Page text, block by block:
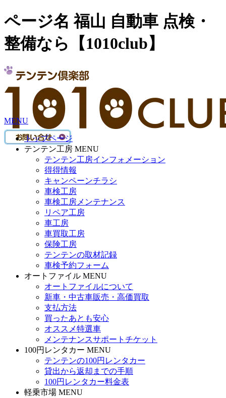
ページ名 福山 自動車 点検・
整備なら【1010club】
MENU
トップページ
テンテン工房 MENU
テンテン工房インフォメーション
得得情報
キャンペーンチラシ
車検工房
車検工房メンテナンス
リペア工房
車工房
車買取工房
保険工房
テンテンの取材記録
車検予約フォーム
オートファイル MENU
オートファイルについて
新車・中古車販売・高価買取
支払方法
買ったあとも安心
オススメ特選車
メンテナンスサポートチケット
100円レンタカー MENU
テンテンの100円レンタカー
貸出から返却までの手順
100円レンタカー料金表
軽乗市場 MENU